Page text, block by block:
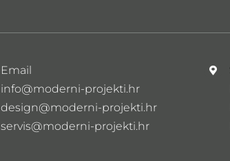
Email
info@moderni-projekti.hr
design@moderni-projekti.hr
servis@moderni-projekti.hr